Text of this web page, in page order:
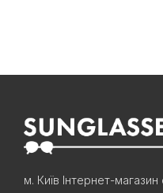
м. Київ Інтернет-